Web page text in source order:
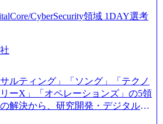
新規大手事業会社から依頼された
ルティング支援を行います。クラ
をターゲットとし、特にCXOクラ
「既存事業のトランスフォーメー
コンサルティングを行います ＜プ
海外事業(新規・既存)事業のビジ
融領域におけるAIを活用した事業
1dayではなく通常選考でのご案内
面接(1次・最終を一度の面接で実
ます。 ● 一日で最終面接まで完了
いただく場合がございます ● 面
大1時間を想定しております ・実施
を共有させていただきます ・面
、どの時間開始となってもご対応
CyberSecurity領域 1DAY選考
ルティング」「ソング」「テクノ
ーX」「オペレーションズ」の5領
解決から、研究開発・デジタル・